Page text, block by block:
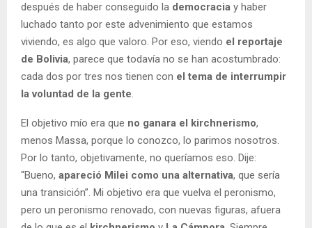
después de haber conseguido la democracia y haber
luchado tanto por este advenimiento que estamos
viviendo, es algo que valoro. Por eso, viendo el reportaje
de Bolivia, parece que todavía no se han acostumbrado:
cada dos por tres nos tienen con el tema de interrumpir
la voluntad de la gente.
El objetivo mío era que no ganara el kirchnerismo,
menos Massa, porque lo conozco, lo parimos nosotros.
Por lo tanto, objetivamente, no queríamos eso. Dije:
“Bueno, apareció Milei como una alternativa, que sería
una transición”. Mi objetivo era que vuelva el peronismo,
pero un peronismo renovado, con nuevas figuras, afuera